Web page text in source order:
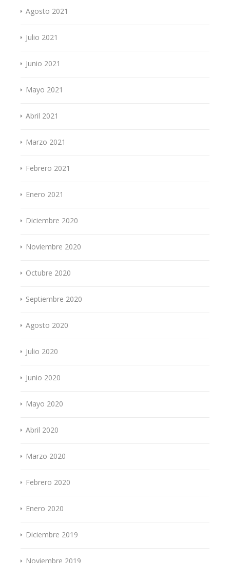
Agosto 2021
Julio 2021
Junio 2021
Mayo 2021
Abril 2021
Marzo 2021
Febrero 2021
Enero 2021
Diciembre 2020
Noviembre 2020
Octubre 2020
Septiembre 2020
Agosto 2020
Julio 2020
Junio 2020
Mayo 2020
Abril 2020
Marzo 2020
Febrero 2020
Enero 2020
Diciembre 2019
Noviembre 2019